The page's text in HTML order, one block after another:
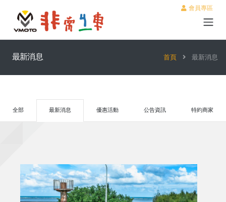
會員專區
最新消息 首頁 最新消息
全部 最新消息 優惠活動 公告資訊 特約商家